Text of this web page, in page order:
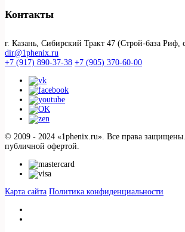
Контакты
г. Казань, Сибирский Тракт 47 (Строй-база Риф,
dir@1phenix.ru
+7 (917) 890-37-38 +7 (905) 370-60-00
© 2009 - 2024 «1phenix.ru». Все права защищены.
публичной офертой.
Карта сайта Политика конфиденциальности